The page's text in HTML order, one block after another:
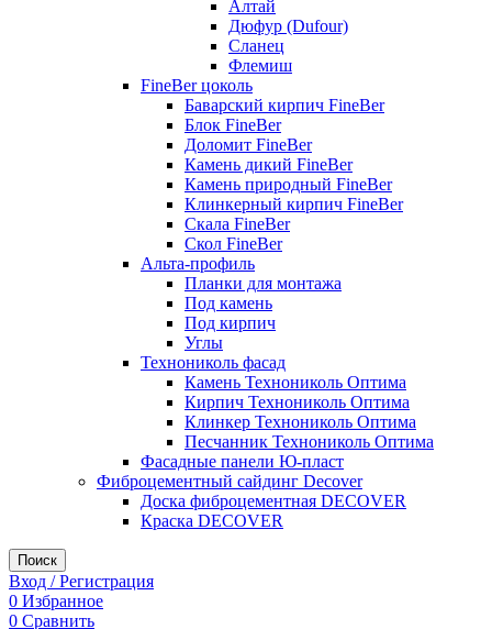
Алтай
Дюфур (Dufour)
Сланец
Флемиш
FineBer цоколь
Баварский кирпич FineBer
Блок FineBer
Доломит FineBer
Камень дикий FineBer
Камень природный FineBer
Клинкерный кирпич FineBer
Скала FineBer
Скол FineBer
Альта-профиль
Планки для монтажа
Под камень
Под кирпич
Углы
Технониколь фасад
Камень Технониколь Оптима
Кирпич Технониколь Оптима
Клинкер Технониколь Оптима
Песчанник Технониколь Оптима
Фасадные панели Ю-пласт
Фиброцементный сайдинг Decover
Доска фиброцементная DECOVER
Краска DECOVER
Поиск
Вход / Регистрация
0 Избранное
0 Сравнить